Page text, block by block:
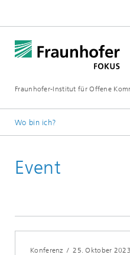
Fraunhofer-Institut für Offene
Wo bin ich?
Digital Public Services
Event
Konferenz /25. Oktober 2023